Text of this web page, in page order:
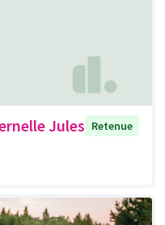
Jules Retenue